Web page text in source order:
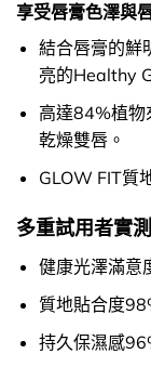
享受唇膏色澤與
結合唇膏的鮮
亮的Healthy
高達84%植物
乾燥雙唇。
GLOW FIT質
多重試用者實
健康光澤滿意
質地貼合度
持久保濕感